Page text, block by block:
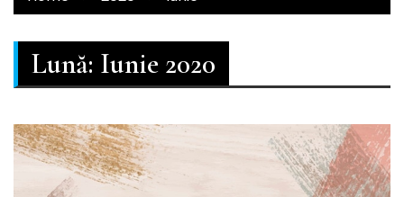
Lună: Iunie 2020